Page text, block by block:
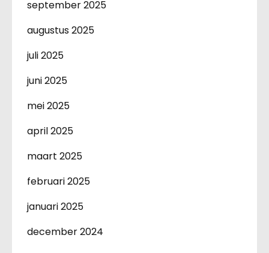
september 2025
augustus 2025
juli 2025
juni 2025
mei 2025
april 2025
maart 2025
februari 2025
januari 2025
december 2024